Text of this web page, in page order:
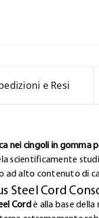
e Resi
nei cingoli in gomma
scientificamente
ad alto contenuto di
Steel Cord
Cord è alla base